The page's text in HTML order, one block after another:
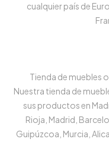
cualquier país de
Tienda de muebles
Nuestra tienda de
sus productos en
Rioja, Madrid,
Guipúzcoa, Murcia,